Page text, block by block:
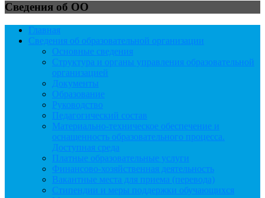
Сведения об ОО
Главная
Сведения об образовательной организации
Основные сведения
Структура и органы управления образовательной
организацией
Документы
Образование
Руководство
Педагогический состав
Материально-техническое обеспечение и
оснащенность образовательного процесса.
Доступная среда
Платные образовательные услуги
Финансово-хозяйственная деятельность
Вакантные места для приема (перевода)
Стипендии и меры поддержки обучающихся